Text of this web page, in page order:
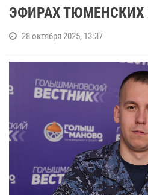
ЭФИРАХ
28 октября 2025, 13:37